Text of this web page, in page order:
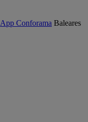
App Conforama Baleares